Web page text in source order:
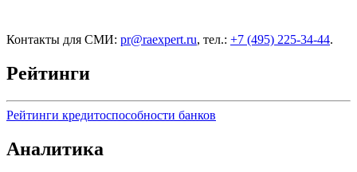
Контакты для СМИ: pr@raexpert.ru, тел.: +7 (495) 225-34-44.
Рейтинги
Рейтинги кредитоспособности банков
Аналитика